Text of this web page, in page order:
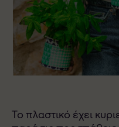
Το πλαστικό έχει